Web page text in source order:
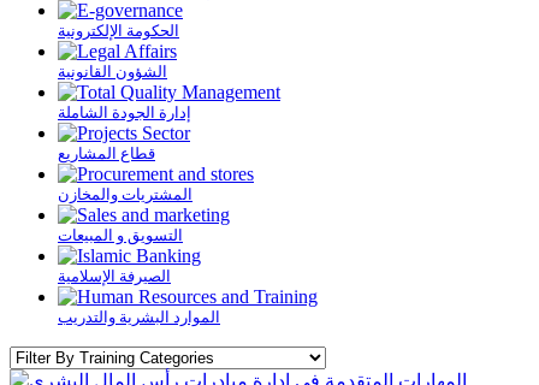
الحكومة الإلكترونية
الشؤون القانونية
إدارة الجودة الشاملة
قطاع المشاريع
المشتريات والمخازن
التسويق و المبيعات
الصيرفة الإسلامية
الموارد البشرية والتدريب